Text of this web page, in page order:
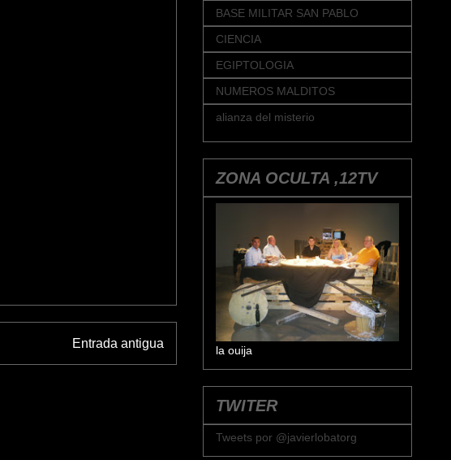
Entrada antigua
BASE MILITAR SAN PABLO
CIENCIA
EGIPTOLOGIA
NUMEROS MALDITOS
alianza del misterio
ZONA OCULTA ,12TV
la ouija
TWITER
Tweets por @javierlobatorg